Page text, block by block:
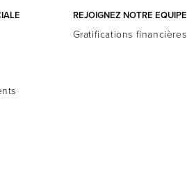
REJOIGNEZ NOTRE EQUIPE
Gratifications financières